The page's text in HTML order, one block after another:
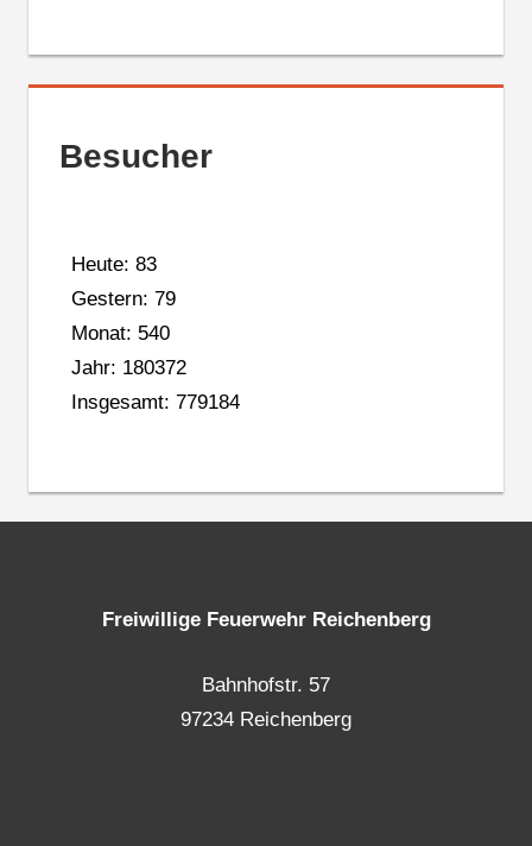
Besucher
Heute: 83
Gestern: 79
Monat: 540
Jahr: 180372
Insgesamt: 779184
Freiwillige Feuerwehr Reichenberg
Bahnhofstr. 57
97234 Reichenberg